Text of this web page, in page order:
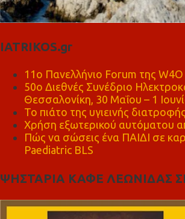
IATRIKOS.gr
11ο Πανελλήνιο Forum της
50ο Διεθνές Συνέδριο
Θεσσαλονίκη, 30 Μαΐου – 1
Το πιάτο της υγιεινής διατροφής
Χρήση εξωτερικού αυτόματου
Πώς να σώσεις ένα ΠΑΙΔΙ σε
Paediatric BLS
ΨΗΣΤΑΡΙΑ ΚΑΦΕ ΛΕΩΝΙΔΑΣ